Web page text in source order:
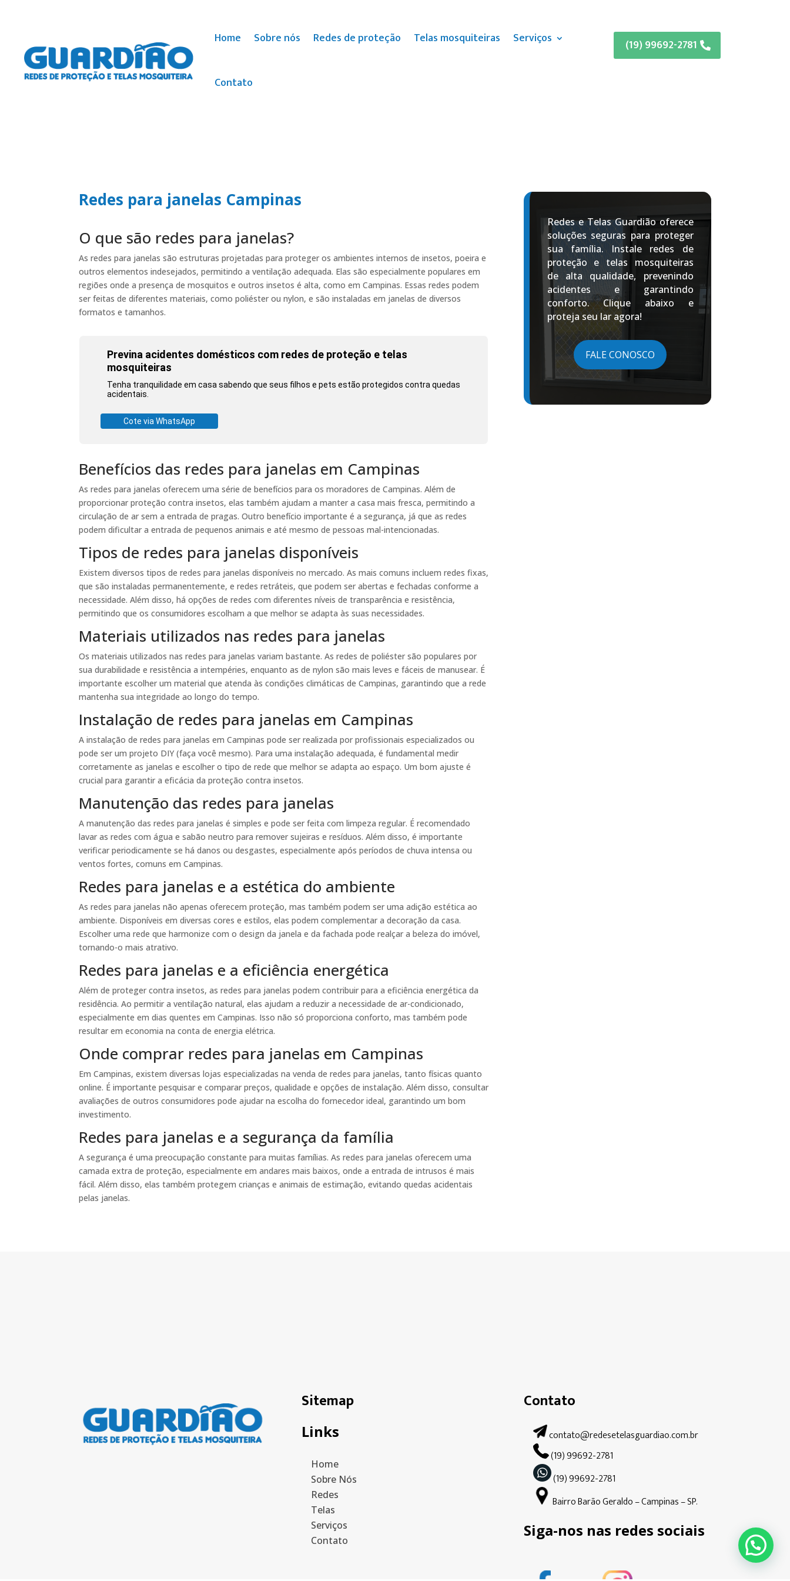
Home Sobre nós Redes de proteção Telas mosquiteiras Serviços
Contato
(19) 99692-2781
Redes para janelas Campinas
O que são redes para janelas?
As redes para janelas são estruturas projetadas para proteger os ambientes internos de insetos, poeira e
outros elementos indesejados, permitindo a ventilação adequada. Elas são especialmente populares em
regiões onde a presença de mosquitos e outros insetos é alta, como em Campinas. Essas redes podem
ser feitas de diferentes materiais, como poliéster ou nylon, e são instaladas em janelas de diversos
formatos e tamanhos.
Previna acidentes domésticos com redes de proteção e telas
mosquiteiras
Tenha tranquilidade em casa sabendo que seus filhos e pets estão protegidos contra quedas
acidentais.
Cote via WhatsApp
Benefícios das redes para janelas em Campinas
As redes para janelas oferecem uma série de benefícios para os moradores de Campinas. Além de
proporcionar proteção contra insetos, elas também ajudam a manter a casa mais fresca, permitindo a
circulação de ar sem a entrada de pragas. Outro benefício importante é a segurança, já que as redes
podem dificultar a entrada de pequenos animais e até mesmo de pessoas mal-intencionadas.
Tipos de redes para janelas disponíveis
Existem diversos tipos de redes para janelas disponíveis no mercado. As mais comuns incluem redes fixas,
que são instaladas permanentemente, e redes retráteis, que podem ser abertas e fechadas conforme a
necessidade. Além disso, há opções de redes com diferentes níveis de transparência e resistência,
permitindo que os consumidores escolham a que melhor se adapta às suas necessidades.
Materiais utilizados nas redes para janelas
Os materiais utilizados nas redes para janelas variam bastante. As redes de poliéster são populares por
sua durabilidade e resistência a intempéries, enquanto as de nylon são mais leves e fáceis de manusear. É
importante escolher um material que atenda às condições climáticas de Campinas, garantindo que a rede
mantenha sua integridade ao longo do tempo.
Instalação de redes para janelas em Campinas
A instalação de redes para janelas em Campinas pode ser realizada por profissionais especializados ou
pode ser um projeto DIY (faça você mesmo). Para uma instalação adequada, é fundamental medir
corretamente as janelas e escolher o tipo de rede que melhor se adapta ao espaço. Um bom ajuste é
crucial para garantir a eficácia da proteção contra insetos.
Manutenção das redes para janelas
A manutenção das redes para janelas é simples e pode ser feita com limpeza regular. É recomendado
lavar as redes com água e sabão neutro para remover sujeiras e resíduos. Além disso, é importante
verificar periodicamente se há danos ou desgastes, especialmente após períodos de chuva intensa ou
ventos fortes, comuns em Campinas.
Redes para janelas e a estética do ambiente
As redes para janelas não apenas oferecem proteção, mas também podem ser uma adição estética ao
ambiente. Disponíveis em diversas cores e estilos, elas podem complementar a decoração da casa.
Escolher uma rede que harmonize com o design da janela e da fachada pode realçar a beleza do imóvel,
tornando-o mais atrativo.
Redes para janelas e a eficiência energética
Além de proteger contra insetos, as redes para janelas podem contribuir para a eficiência energética da
residência. Ao permitir a ventilação natural, elas ajudam a reduzir a necessidade de ar-condicionado,
especialmente em dias quentes em Campinas. Isso não só proporciona conforto, mas também pode
resultar em economia na conta de energia elétrica.
Onde comprar redes para janelas em Campinas
Em Campinas, existem diversas lojas especializadas na venda de redes para janelas, tanto físicas quanto
online. É importante pesquisar e comparar preços, qualidade e opções de instalação. Além disso, consultar
avaliações de outros consumidores pode ajudar na escolha do fornecedor ideal, garantindo um bom
investimento.
Redes para janelas e a segurança da família
A segurança é uma preocupação constante para muitas famílias. As redes para janelas oferecem uma
camada extra de proteção, especialmente em andares mais baixos, onde a entrada de intrusos é mais
fácil. Além disso, elas também protegem crianças e animais de estimação, evitando quedas acidentais
pelas janelas.
Redes e Telas Guardião oferece
soluções seguras para proteger
sua família. Instale redes de
proteção e telas mosquiteiras
de alta qualidade, prevenindo
acidentes e garantindo
conforto. Clique abaixo e
proteja seu lar agora!
FALE CONOSCO
Sitemap
Links
Home
Sobre Nós
Redes
Telas
Serviços
Contato
Contato
contato@redesetelasguardiao.com.br
(19) 99692-2781
(19) 99692-2781
Bairro Barão Geraldo – Campinas – SP.
Siga-nos nas redes sociais